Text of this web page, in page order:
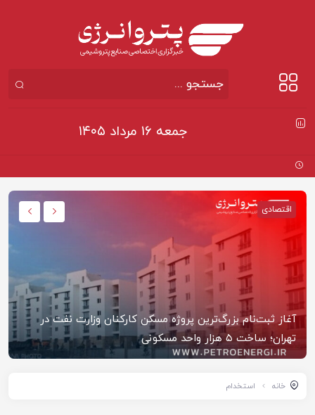
جمعه ۱۶ مرداد ۱۴۰۵
اقتصادی
آغاز ثبت‌نام بزرگ‌ترین پروژه مسکن کارکنان وزارت نفت در
تهران؛ ساخت ۵ هزار واحد مسکونی
خانه استخدام